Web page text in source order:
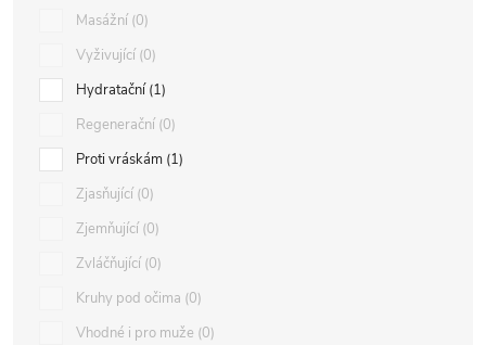
Masážní 0
Vyživující 0
Hydratační 1
Regenerační 0
Proti vráskám 1
Zjasňující 0
Zjemňující 0
Zvláčňující 0
Kruhy pod očima 0
Vhodné i pro muže 0